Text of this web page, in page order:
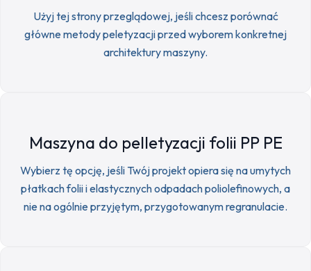
Użyj tej strony przeglądowej, jeśli chcesz porównać
główne metody peletyzacji przed wyborem konkretnej
architektury maszyny.
Maszyna do pelletyzacji folii PP PE
Wybierz tę opcję, jeśli Twój projekt opiera się na umytych
płatkach folii i elastycznych odpadach poliolefinowych, a
nie na ogólnie przyjętym, przygotowanym regranulacie.